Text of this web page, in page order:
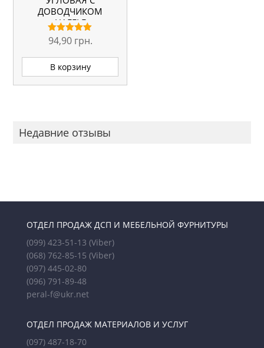
ДОВОДЧИКОМ
HAFELE
Оценка
5.00
из 5
94,90 грн.
В корзину
Недавние отзывы
ОТДЕЛ ПРОДАЖ ДСП И МЕБЕЛЬНОЙ ФУРНИТУРЫ
(099) 423-51-13 (Viber)
(068) 762-85-15 (Viber)
(097) 445-02-80
(096) 791-89-48
peral-f@ukr.net
ОТДЕЛ ПРОДАЖ МАТЕРИАЛОВ И УСЛУГ
(097) 487-18-70